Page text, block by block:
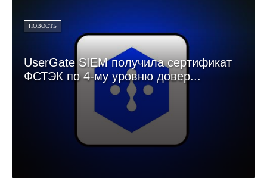
НОВОСТЬ
UserGate SIEM получила сертификат
ФСТЭК по 4-му уровню довер...